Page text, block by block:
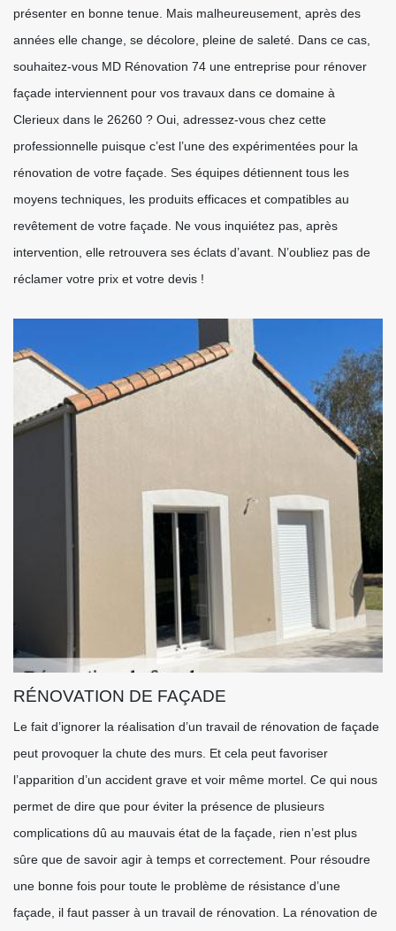
présenter en bonne tenue. Mais malheureusement, après des
années elle change, se décolore, pleine de saleté. Dans ce cas,
souhaitez-vous MD Rénovation 74 une entreprise pour rénover
façade interviennent pour vos travaux dans ce domaine à
Clerieux dans le 26260 ? Oui, adressez-vous chez cette
professionnelle puisque c’est l’une des expérimentées pour la
rénovation de votre façade. Ses équipes détiennent tous les
moyens techniques, les produits efficaces et compatibles au
revêtement de votre façade. Ne vous inquiétez pas, après
intervention, elle retrouvera ses éclats d’avant. N’oubliez pas de
réclamer votre prix et votre devis !
RÉNOVATION DE FAÇADE
Le fait d’ignorer la réalisation d’un travail de rénovation de façade
peut provoquer la chute des murs. Et cela peut favoriser
l’apparition d’un accident grave et voir même mortel. Ce qui nous
permet de dire que pour éviter la présence de plusieurs
complications dû au mauvais état de la façade, rien n’est plus
sûre que de savoir agir à temps et correctement. Pour résoudre
une bonne fois pour toute le problème de résistance d’une
façade, il faut passer à un travail de rénovation. La rénovation de